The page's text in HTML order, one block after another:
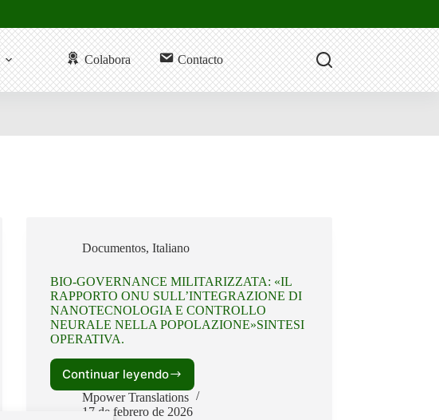
Colabora Contacto
Documentos,Italiano
BIO-GOVERNANCE MILITARIZZATA: «IL
RAPPORTO ONU SULL’INTEGRAZIONE DI
NANOTECNOLOGIA E CONTROLLO
NEURALE NELLA POPOLAZIONE»SINTESI
OPERATIVA.
Continuar leyendo
BIO-
GOVERNANCE
MILITARIZZATA:
Mpower Translations
17 de febrero de 2026